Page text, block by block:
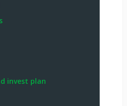
invest plan